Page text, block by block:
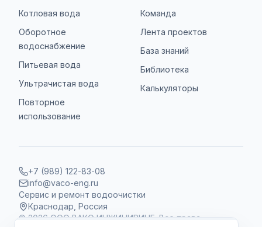
Котловая вода
Оборотное
водоснабжение
Питьевая вода
Ультрачистая вода
Повторное
использование
Команда
Лента проектов
База знаний
Библиотека
Калькуляторы
+7 (989) 122-83-08
info@vaco-eng.ru
Сервис и ремонт водоочистки
Краснодар, Россия
©2026ООО ВАКО ИНЖИНИРИНГ. Все права